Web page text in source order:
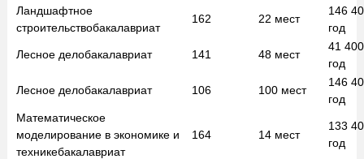
Ландшафтное
строительствобакалавриат
162 22 мест
146
год
Лесное делобакалавриат 141 48 мест
41
год
Лесное делобакалавриат 106 100 мест
146
год
Математическое
моделирование в экономике и
техникебакалавриат
164 14 мест
133
год